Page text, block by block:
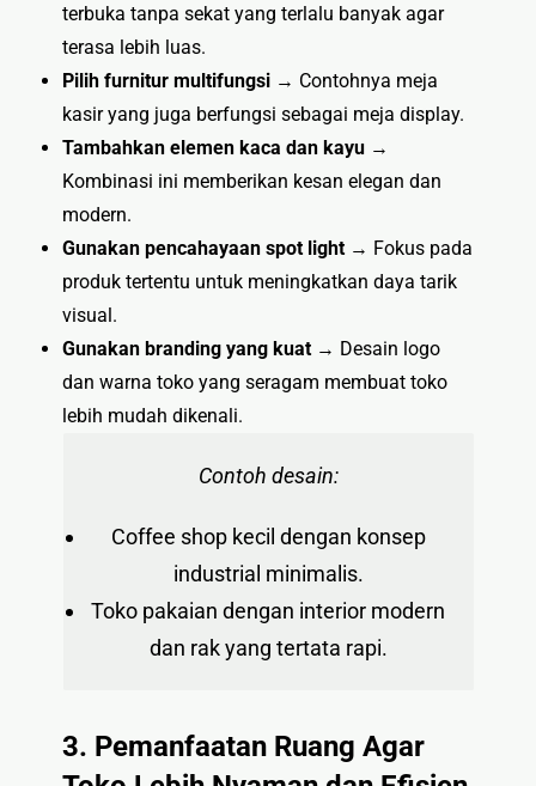
terbuka tanpa sekat yang terlalu banyak agar
terasa lebih luas.
Pilih furnitur multifungsi → Contohnya meja
kasir yang juga berfungsi sebagai meja display.
Tambahkan elemen kaca dan kayu →
Kombinasi ini memberikan kesan elegan dan
modern.
Gunakan pencahayaan spot light → Fokus pada
produk tertentu untuk meningkatkan daya tarik
visual.
Gunakan branding yang kuat → Desain logo
dan warna toko yang seragam membuat toko
lebih mudah dikenali.
Contoh desain:
Coffee shop kecil dengan konsep
industrial minimalis.
Toko pakaian dengan interior modern
dan rak yang tertata rapi.
3. Pemanfaatan Ruang Agar